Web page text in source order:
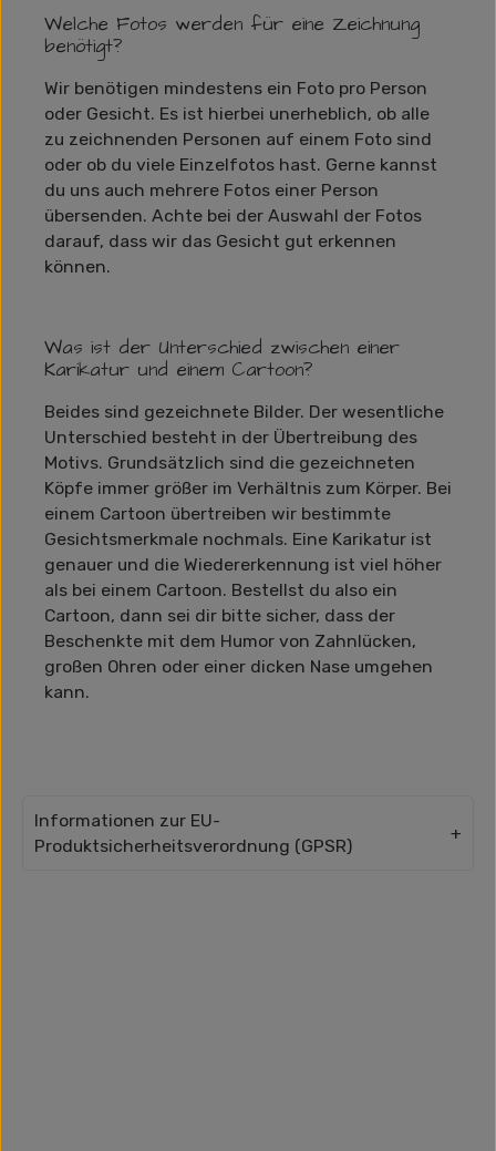
Welche Fotos werden für eine Zeichnung
benötigt?
Wir benötigen mindestens ein Foto pro Person
oder Gesicht. Es ist hierbei unerheblich, ob alle
zu zeichnenden Personen auf einem Foto sind
oder ob du viele Einzelfotos hast. Gerne kannst
du uns auch mehrere Fotos einer Person
übersenden. Achte bei der Auswahl der Fotos
darauf, dass wir das Gesicht gut erkennen
können.
Was ist der Unterschied zwischen einer
Karikatur und einem Cartoon?
Beides sind gezeichnete Bilder. Der wesentliche
Unterschied besteht in der Übertreibung des
Motivs. Grundsätzlich sind die gezeichneten
Köpfe immer größer im Verhältnis zum Körper. Bei
einem Cartoon übertreiben wir bestimmte
Gesichtsmerkmale nochmals. Eine Karikatur ist
genauer und die Wiedererkennung ist viel höher
als bei einem Cartoon. Bestellst du also ein
Cartoon, dann sei dir bitte sicher, dass der
Beschenkte mit dem Humor von Zahnlücken,
großen Ohren oder einer dicken Nase umgehen
kann.
Informationen zur EU-
Produktsicherheitsverordnung (GPSR)